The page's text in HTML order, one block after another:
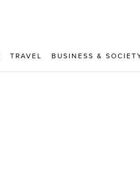
TRAVEL BUSINESS &